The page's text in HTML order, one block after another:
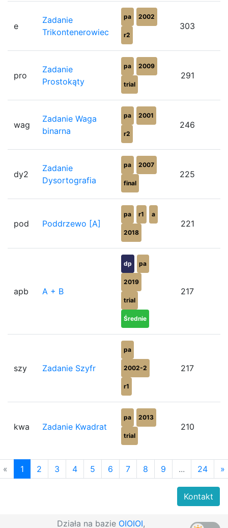
e
Zadanie
Trikontenerowiec
pa 2002
r2
303
pro
Zadanie
Prostokąty
pa 2009
trial
291
wag
Zadanie Waga
binarna
pa 2001
r2
246
dy2
Zadanie
Dysortografia
pa 2007
final
225
pod Poddrzewo [A]
pa r1 a
2018
221
apb A + B
dp pa
2019
trial
Średnie
217
szy Zadanie Szyfr
pa
2002-2
r1
217
kwa Zadanie Kwadrat
pa 2013
trial
210
« 1 2 3 4 5 6 7 8 9 ... 24 »
Działa na bazie OIOIOI,
Kontakt